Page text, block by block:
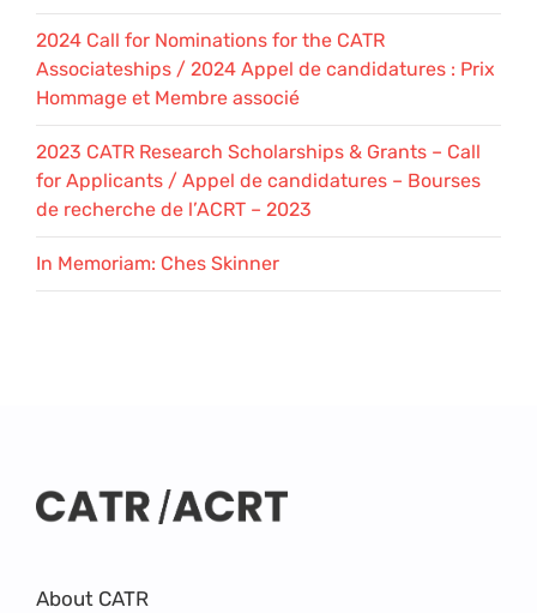
2024 Call for Nominations for the CATR
Associateships / 2024 Appel de candidatures : Prix
Hommage et Membre associé
2023 CATR Research Scholarships & Grants – Call
for Applicants / Appel de candidatures – Bourses
de recherche de l’ACRT – 2023
In Memoriam: Ches Skinner
About CATR